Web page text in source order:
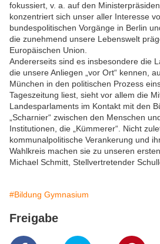
fokussiert, v. a. auf den
konzentriert sich unser aller Interesse
bundespolitischen Vorgänge in Berlin
die zunehmend unsere Lebenswelt
Europäischen Union.
Andererseits sind es insbesondere die
die unsere Anliegen „vor Ort“ kennen,
München in den politischen Prozess
Tageszeitung liest, sieht vor allem die
Landesparlaments im Kontakt mit den
„Scharnier“ zwischen den Menschen
Institutionen, die „Kümmerer“. Nicht
kommunalpolitische Verankerung und
Wahlkreis machen sie zu unseren
Michael Schmitt, Stellvertretender
#Bildung Gymnasium
Freigabe